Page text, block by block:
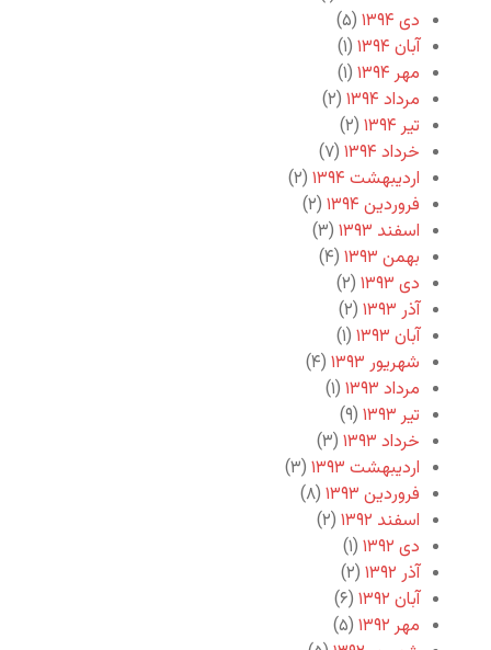
دی ۱۳۹۴
(۵)
آبان ۱۳۹۴
(۱)
مهر ۱۳۹۴
(۱)
مرداد ۱۳۹۴
(۲)
تیر ۱۳۹۴
(۲)
خرداد ۱۳۹۴
(۷)
اردیبهشت ۱۳۹۴
(۲)
فروردین ۱۳۹۴
(۲)
اسفند ۱۳۹۳
(۳)
بهمن ۱۳۹۳
(۴)
دی ۱۳۹۳
(۲)
آذر ۱۳۹۳
(۲)
آبان ۱۳۹۳
(۱)
شهریور ۱۳۹۳
(۴)
مرداد ۱۳۹۳
(۱)
تیر ۱۳۹۳
(۹)
خرداد ۱۳۹۳
(۳)
اردیبهشت ۱۳۹۳
(۳)
فروردین ۱۳۹۳
(۸)
اسفند ۱۳۹۲
(۲)
دی ۱۳۹۲
(۱)
آذر ۱۳۹۲
(۲)
آبان ۱۳۹۲
(۶)
مهر ۱۳۹۲
(۵)